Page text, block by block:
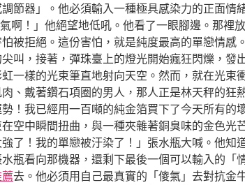
節器」。他必須輸入一種極具感染力的正面
啊！」他絕望地低吼。他看了一眼腳邊。那裡
被拒絕。這份害怕，就是純度最高的單戀情
叫，接著，彈珠臺上的燈光開始瘋狂閃爍，
一樣的光束筆直地射向天空。然而，就在光
、戴著鑽石項圈的男人，那人正是林天秤的
！我已經用一百噸的純金箔買下了今天所有的
空中瞬間扭曲，與一種夾雜著銅臭味的金色
了！我的單戀被汙染了！」張水瓶大喊。他
瓶看向那機器，還剩下最後一個可以輸入的「情
去。他必須用自己最真實的「傻氣」去對抗金